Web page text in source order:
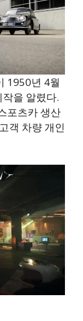
1950년 4월
을 알렸다.
포츠카 생산
객 차량 개인